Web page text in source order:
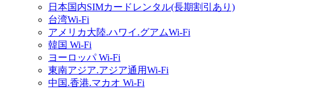
日本国内SIMカードレンタル(長期割引あり)
台湾Wi-Fi
アメリカ大陸.ハワイ.グアムWi-Fi
韓国 Wi-Fi
ヨーロッパ Wi-Fi
東南アジア.アジア通用Wi-Fi
中国.香港.マカオ Wi-Fi